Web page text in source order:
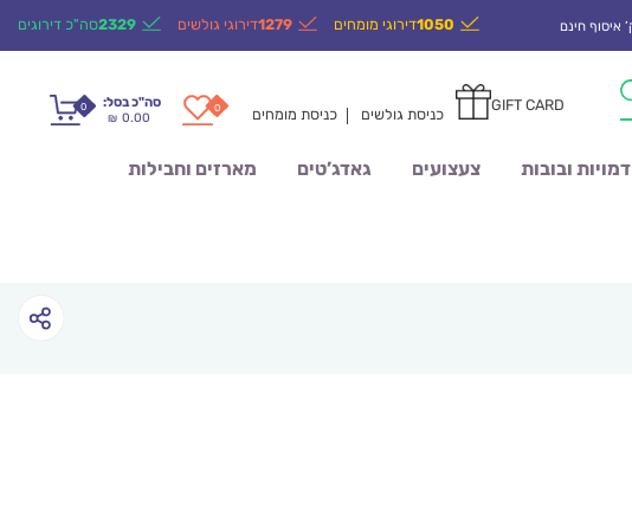
1050דירוגי מומחים 1279דירוגי גולשים 2329סה"כ דירוגים
GIFT CARD כניסת גולשים כניסת מומחים 0
0 סה"כ בסל:
₪ 0.00
דמויות ובובות צעצועים גאדג’טים מארזים וחבילות